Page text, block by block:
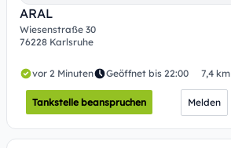
ARAL
Wiesenstraße 30
76228 Karlsruhe
vor 2 Minuten Geöffnet bis 22:00 7,4 km
Tankstelle beanspruchen Melden